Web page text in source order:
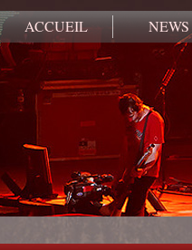
ACCUEIL NEWS